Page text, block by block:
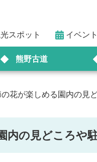
スポット イベント
熊野古道
花が楽しめる園内の見
内の見どころや